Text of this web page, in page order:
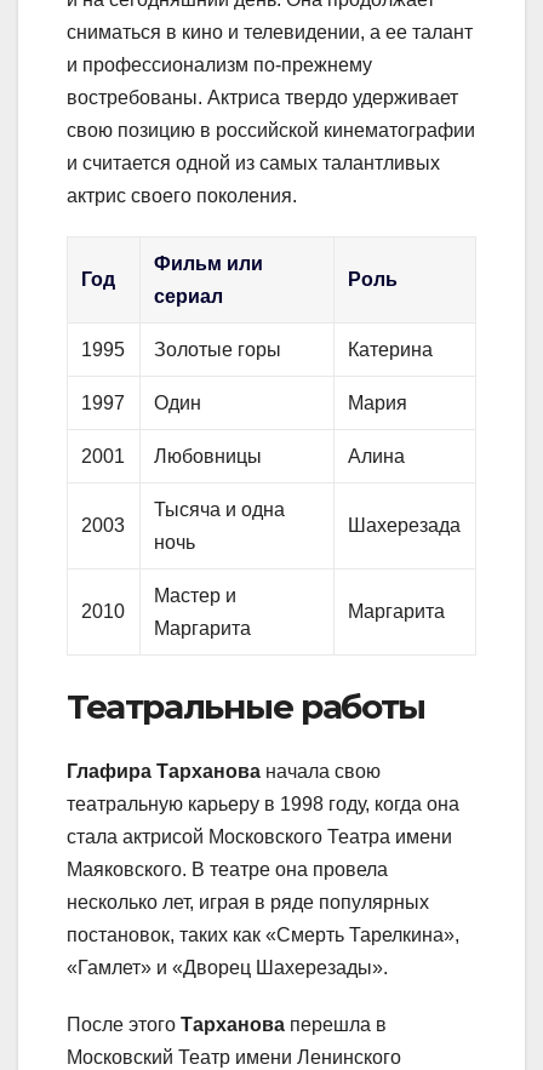
сниматься в кино и телевидении, а ее талант
и профессионализм по-прежнему
востребованы. Актриса твердо удерживает
свою позицию в российской кинематографии
и считается одной из самых талантливых
актрис своего поколения.
Год
Фильм или
сериал
Роль
1995 Золотые горы Катерина
1997 Один Мария
2001 Любовницы Алина
2003
Тысяча и одна
ночь
Шахерезада
2010
Мастер и
Маргарита
Маргарита
Театральные работы
Глафира Тарханова начала свою
театральную карьеру в 1998 году, когда она
стала актрисой Московского Театра имени
Маяковского. В театре она провела
несколько лет, играя в ряде популярных
постановок, таких как «Смерть Тарелкина»,
«Гамлет» и «Дворец Шахерезады».
После этого Тарханова перешла в
Московский Театр имени Ленинского